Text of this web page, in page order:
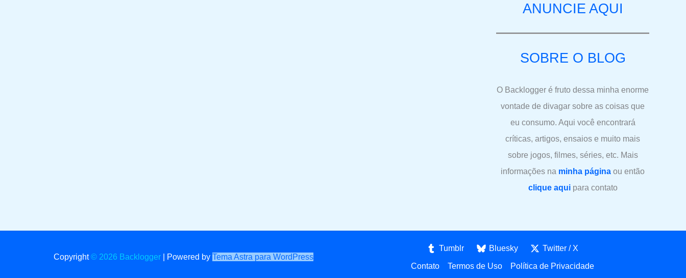
ANUNCIE AQUI
SOBRE O BLOG
O Backlogger é fruto dessa minha enorme
vontade de divagar sobre as coisas que
eu consumo. Aqui você encontrará
críticas, artigos, ensaios e muito mais
sobre jogos, filmes, séries, etc. Mais
informações na minha página ou então
clique aquipara contato
Copyright© 2026 Backlogger Powered by Tema Astra para WordPress
Tumblr Bluesky Twitter / X
Contato Termos de Uso Política de Privacidade